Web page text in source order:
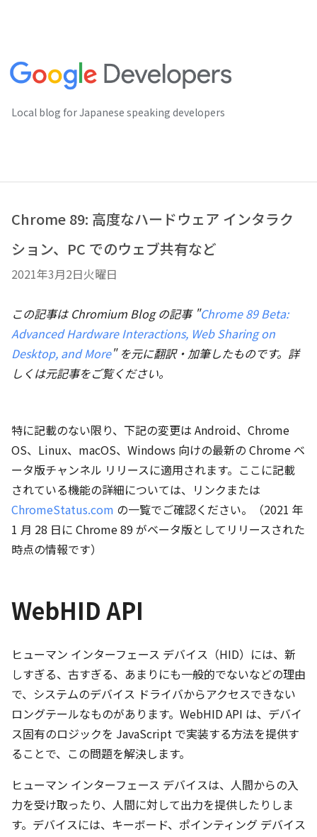
Local blog for Japanese speaking developers
Chrome 89: 高度なハードウェア インタラク
ション、PC でのウェブ共有など
2021年3月2日火曜日
この記事は Chromium Blog の記事 "Chrome 89 Beta:
Advanced Hardware Interactions, Web Sharing on
Desktop, and More" を元に翻訳・加筆したものです。詳
しくは元記事をご覧ください。
特に記載のない限り、下記の変更は Android、Chrome
OS、Linux、macOS、Windows 向けの最新の Chrome ベ
ータ版チャンネル リリースに適用されます。ここに記載
されている機能の詳細については、リンクまたは
ChromeStatus.com の一覧でご確認ください。（2021 年
1 月 28 日に Chrome 89 がベータ版としてリリースされた
時点の情報です）
WebHID API
ヒューマン インターフェース デバイス（HID）には、新
しすぎる、古すぎる、あまりにも一般的でないなどの理由
で、システムのデバイス ドライバからアクセスできない
ロングテールなものがあります。WebHID API は、デバイ
ス固有のロジックを JavaScript で実装する方法を提供す
ることで、この問題を解決します。
ヒューマン インターフェース デバイスは、人間からの入
力を受け取ったり、人間に対して出力を提供したりしま
す。デバイスには、キーボード、ポインティング デバイス